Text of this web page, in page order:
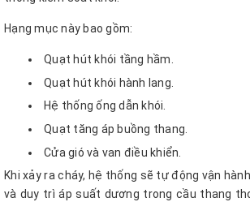
Hạng mục này bao gồm:
Quạt hút khói tầng hầm.
Quạt hút khói hành lang.
Hệ thống ống dẫn khói.
Quạt tăng áp buồng thang.
Cửa gió và van điều khiển.
Khi xảy ra cháy, hệ thống sẽ tự động vận
và duy trì áp suất dương trong cầu thang